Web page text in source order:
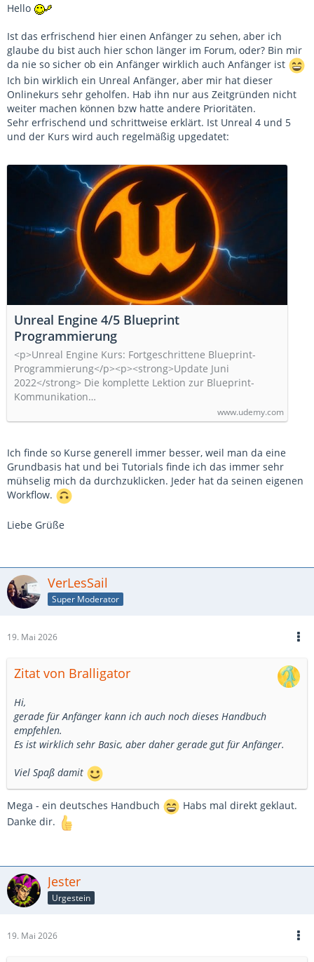
Hello
Ist das erfrischend hier einen Anfänger zu sehen, aber ich
glaube du bist auch hier schon länger im Forum, oder? Bin mir
da nie so sicher ob ein Anfänger wirklich auch Anfänger ist
Ich bin wirklich ein Unreal Anfänger, aber mir hat dieser
Onlinekurs sehr geholfen. Hab ihn nur aus Zeitgründen nicht
weiter machen können bzw hatte andere Prioritäten.
Sehr erfrischend und schrittweise erklärt. Ist Unreal 4 und 5
und der Kurs wird auch regelmäßig upgedatet:
Unreal Engine 4/5 Blueprint
Programmierung
<p>Unreal Engine Kurs: Fortgeschrittene Blueprint-
Programmierung</p><p><strong>Update Juni
2022</strong> Die komplette Lektion zur Blueprint-
Kommunikation…
www.udemy.com
Ich finde so Kurse generell immer besser, weil man da eine
Grundbasis hat und bei Tutorials finde ich das immer sehr
mühselig mich da durchzuklicken. Jeder hat da seinen eigenen
Workflow.
Liebe Grüße
VerLesSail
Super Moderator
19. Mai 2026
Zitat von Bralligator
Hi,
gerade für Anfänger kann ich auch noch dieses Handbuch
empfehlen.
Es ist wirklich sehr Basic, aber daher gerade gut für Anfänger.
Viel Spaß damit
Mega - ein deutsches Handbuch
Habs mal direkt geklaut.
Danke dir.
Jester
Urgestein
19. Mai 2026